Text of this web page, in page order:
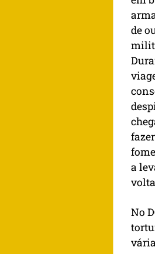
de
a
No